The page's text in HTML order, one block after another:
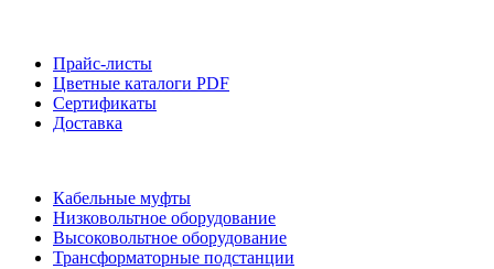
Прайс-листы
Цветные каталоги PDF
Сертификаты
Доставка
Кабельные муфты
Низковольтное оборудование
Высоковольтное оборудование
Трансформаторные подстанции